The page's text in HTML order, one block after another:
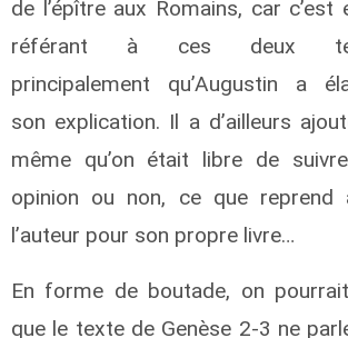
de l’épître aux Romains, car c’est
référant à ces deux
principalement qu’Augustin a
son explication. Il a d’ailleurs
même qu’on était libre de
opinion ou non, ce que reprend
l’auteur pour son propre livre…
En forme de boutade, on
que le texte de Genèse 2-3 ne